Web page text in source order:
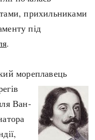
прихильниками
під
.
мореплавець
Ван-